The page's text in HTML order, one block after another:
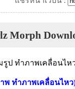
Morph
พ ทำภาพเคลื่อนไหว